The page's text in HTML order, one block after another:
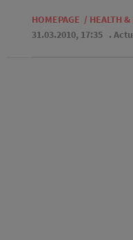
HOMEPAGE / HEALTH
31.03.2010, 17:35 .